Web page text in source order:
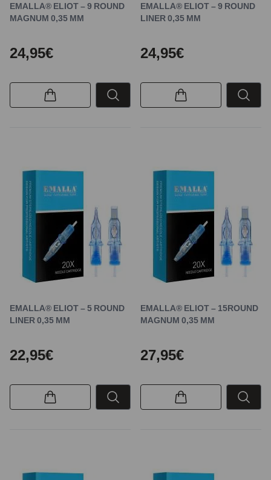
EMALLA® ELIOT – 9 ROUND
MAGNUM 0,35 MM
24,95€
EMALLA® ELIOT – 9 ROUND
LINER 0,35 MM
24,95€
EMALLA® ELIOT – 5 ROUND
LINER 0,35 MM
22,95€
EMALLA® ELIOT – 15ROUND
MAGNUM 0,35 MM
27,95€